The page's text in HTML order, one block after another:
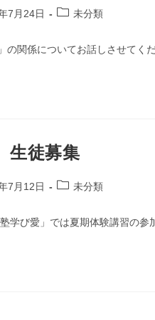
7月24日 未分類
の関係についてお話しさせてく
生徒募集
7月12日 未分類
学び愛」では夏期体験講習の参